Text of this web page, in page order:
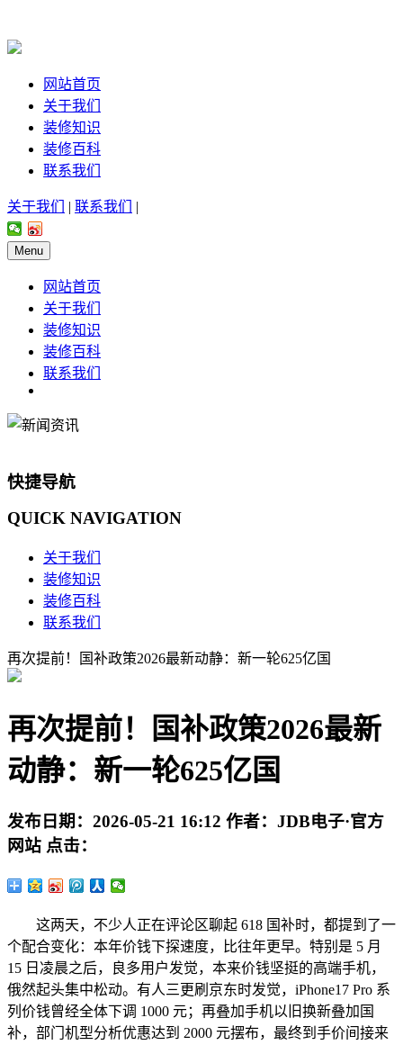
网站首页
关于我们
装修知识
装修百科
联系我们
关于我们 | 联系我们 |
Menu
网站首页
关于我们
装修知识
装修百科
联系我们
快捷导航
QUICK NAVIGATION
关于我们
装修知识
装修百科
联系我们
再次提前！国补政策2026最新动静：新一轮625亿国
再次提前！国补政策2026最新
动静：新一轮625亿国
发布日期： 2026-05-21 16:12 作者： JDB电子·官方
网站 点击：
这两天，不少人正在评论区聊起 618 国补时，都提到了一
个配合变化：本年价钱下探速度，比往年更早。特别是 5 月
15 日凌晨之后，良多用户发觉，本来价钱坚挺的高端手机，
俄然起头集中松动。有人三更刷京东时发觉，iPhone17 Pro 系
列价钱曾经全体下调 1000 元；再叠加手机以旧换新叠加国
补，部门机型分析优惠达到 2000 元摆布，最终到手价间接来